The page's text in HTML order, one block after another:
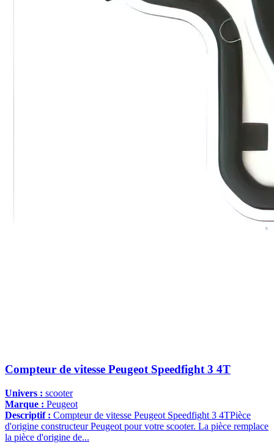
Compteur de vitesse Peugeot Speedfight 3 4T
Univers : scooter
Marque : Peugeot
Descriptif : Compteur de vitesse Peugeot Speedfight 3 4TPièce
d'origine constructeur Peugeot pour votre scooter. La pièce remplace
la pièce d'origine de...